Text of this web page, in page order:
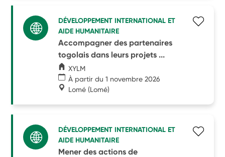
DÉVELOPPEMENT INTERNATIONAL ET
AIDE HUMANITAIRE
Accompagner des partenaires
togolais dans leurs projets ...
XYLM
À partir du 1 novembre 2026
Lomé (Lomé)
DÉVELOPPEMENT INTERNATIONAL ET
AIDE HUMANITAIRE
Mener des actions de